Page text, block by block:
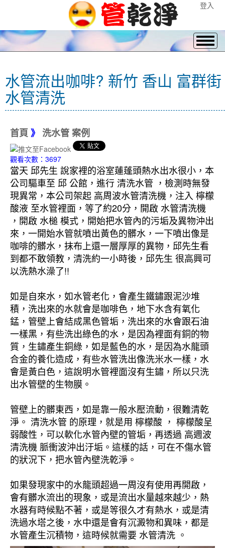
登入
水管流出咖啡? 新竹 香山 富群街
水管清洗
首頁 》 洗水管 案例
觀看次數：3697
當天 邱先生 說家裡的浴室蓮蓬頭熱水出水很小，本
公司驅車至 邱 公館，進行 清洗水管 ，檢測時無發
現異常，本公司架起 高周波水管清洗機，注入 檸檬
酸液 至水管裡面，等了約20分，開啟 水管清洗機
，開啟 水槌 模式，開始把水管內的污垢及異物沖出
來，一開始水管就噴出黃色的髒水，一下噴出像是
咖啡的髒水，抹布上還一層厚厚的異物，邱先生看
到都不敢領教，清洗約一小時後，邱先生 很高興可
以洗熱水澡了!!
如是自來水，如水管老化，會產生鐵鏽跟泥沙堆
積，洗出來的水就會是咖啡色，地下水含有氧化
錳，管壁上會結成黑色管垢，洗出來的水會跟石油
一樣黑，有些洗出綠色的水，是因為裡面有銅的物
質，生鏽產生銅綠，如是藍色的水，是因為水龍頭
合金的養化造成，有些水管洗出像洗米水一樣，水
會是黃白色，這說明水管裡面沒有生鏽，所以只洗
出水管壁的生物膜。
管壁上的髒東西，如是靠一般水壓流動，很難清乾
淨。 清洗水管 的原理，就是用 檸檬酸 ， 檸檬酸呈
弱酸性，可以軟化水管內壁的管垢，再透過 高週波
清洗機 脈衝波沖出汙垢。這樣的話，可在不傷水管
的狀況下，把水管內壁洗乾淨。
如果發現家中的水龍頭超過一周沒有使用再開啟，
會有髒水流出的現象，或是流出水量越來越少，熱
水器有時候點不著，或是等很久才有熱水，或是清
洗過水塔之後，水中還是會有沉澱物和異味，都是
水管產生沉積物，這時候就需要 水管清洗 。